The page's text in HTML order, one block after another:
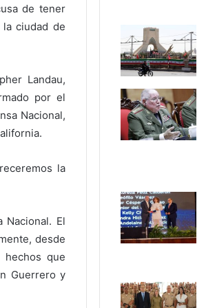
de tener
ciudad de
Landau,
por el
Nacional,
la
El
desde
hechos que
Guerrero y